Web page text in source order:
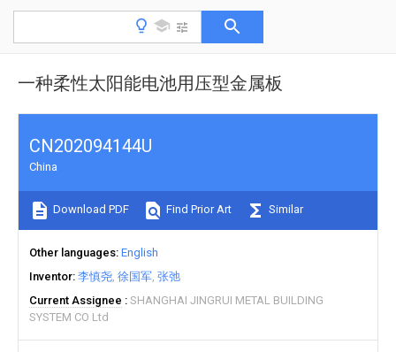
一种柔性太阳能电池用压型金属板
CN202094144U
China
Download PDF Find Prior Art Similar
Other languages English
Inventor 李慎尧 徐国军 张弛
Current Assignee
SHANGHAI JINGRUI METAL BUILDING
SYSTEM CO Ltd